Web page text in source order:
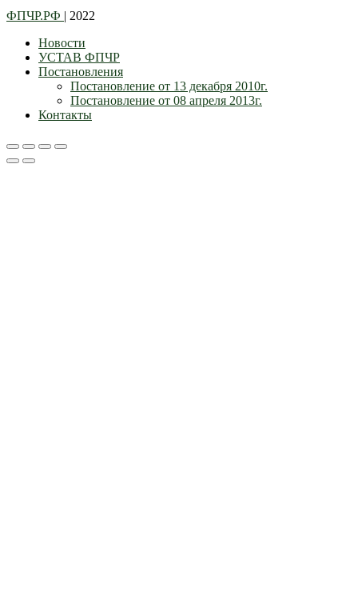
ФПЧР.РФ | 2022
Новости
УСТАВ ФПЧР
Постановления
Постановление от 13 декабря 2010г.
Постановление от 08 апреля 2013г.
Контакты